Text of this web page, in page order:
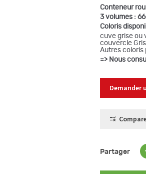
Conteneur
3 volumes :
Coloris
cuve grise ou
couvercle
Autres coloris
=> Nous
Demander
Partager